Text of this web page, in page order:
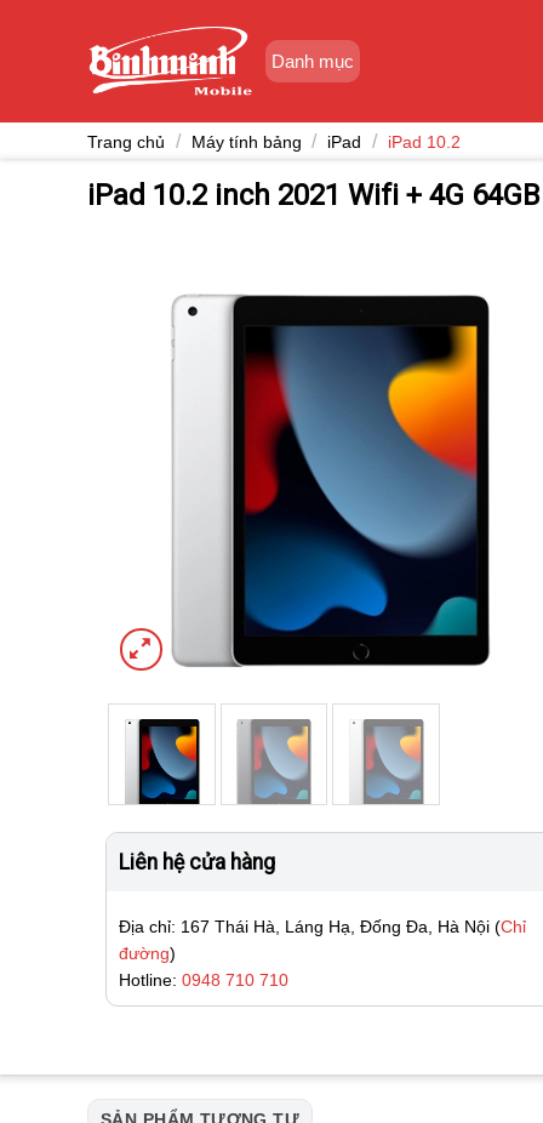
Danh mục
Trang chủ / Máy tính bảng / iPad / iPad 10.2
iPad 10.2 inch 2021 Wifi + 4G
Liên hệ cửa hàng
Địa chỉ: 167 Thái Hà, Láng Hạ, Đống Đa, Hà Nội (Chỉ
đường)
Hotline: 0948 710 710